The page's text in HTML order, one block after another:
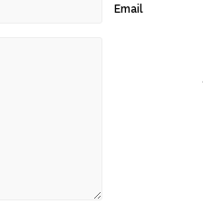
Email